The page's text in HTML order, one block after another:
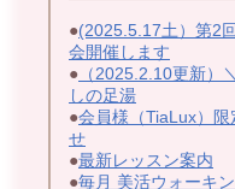
●(2025.5.17土）第2
会開催します
● （2025.2.10更新）
しの足湯
●会員様（TiaLux）
せ
●最新レッスン案内
●毎月 美活ウォーキ